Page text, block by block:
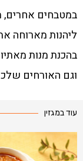
במטבחים אחרים,
ליהנות מארוחה
בהכנת מנות
וגם האורחים
עוד במגזין